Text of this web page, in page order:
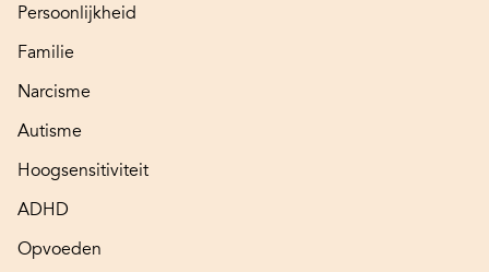
Persoonlijkheid
Familie
Narcisme
Autisme
Hoogsensitiviteit
ADHD
Opvoeden